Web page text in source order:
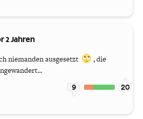
2 Jahren
niemanden ausgesetzt
, die
9 20